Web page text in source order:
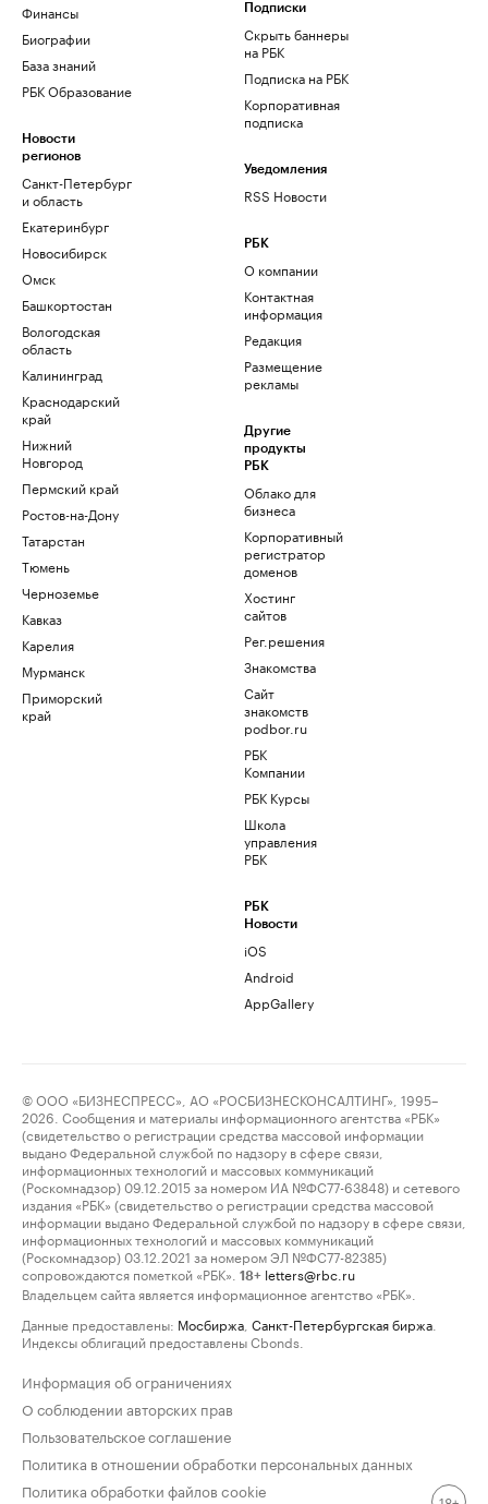
Финансы
Биографии
База знаний
РБК Образование
Новости
регионов
Санкт-Петербург
и область
Екатеринбург
Новосибирск
Омск
Башкортостан
Вологодская
область
Калининград
Краснодарский
край
Нижний
Новгород
Пермский край
Ростов-на-Дону
Татарстан
Тюмень
Черноземье
Кавказ
Карелия
Мурманск
Приморский
край
Подписки
Скрыть баннеры
на РБК
Подписка на РБК
Корпоративная
подписка
Уведомления
RSS Новости
РБК
О компании
Контактная
информация
Редакция
Размещение
рекламы
Другие
продукты
РБК
Облако для
бизнеса
Корпоративный
регистратор
доменов
Хостинг
сайтов
Рег.решения
Знакомства
Сайт
знакомств
podbor.ru
РБК
Компании
РБК Курсы
Школа
управления
РБК
РБК
Новости
iOS
Android
AppGallery
© ООО «БИЗНЕСПРЕСС», АО «РОСБИЗНЕСКОНСАЛТИНГ», 1995–
2026. Сообщения и материалы информационного агентства «РБК»
(свидетельство о регистрации средства массовой информации
выдано Федеральной службой по надзору в сфере связи,
информационных технологий и массовых коммуникаций
(Роскомнадзор) 09.12.2015 за номером ИА №ФС77-63848) и сетевого
издания «РБК» (свидетельство о регистрации средства массовой
информации выдано Федеральной службой по надзору в сфере связи,
информационных технологий и массовых коммуникаций
(Роскомнадзор) 03.12.2021 за номером ЭЛ №ФС77-82385)
сопровождаются пометкой «РБК».
18+ letters@rbc.ru
Владельцем сайта является информационное агентство «РБК».
Данные предоставлены: Мосбиржа Санкт-Петербургская биржа
Индексы облигаций предоставлены Cbonds.
Информация об ограничениях
О соблюдении авторских прав
Пользовательское соглашение
Политика в отношении обработки персональных данных
Политика обработки файлов cookie